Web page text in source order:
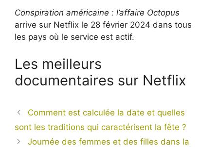
Conspiration américaine : l’affaire Octopus
arrive sur Netflix le 28 février 2024 dans tous
les pays où le service est actif.
Les meilleurs
documentaires sur Netflix
Comment est calculée la date et quelles
sont les traditions qui caractérisent la fête ?
Journée des femmes et des filles dans la